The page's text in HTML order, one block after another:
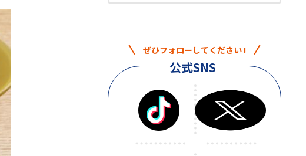
ぜひフォローしてください !
公式SNS